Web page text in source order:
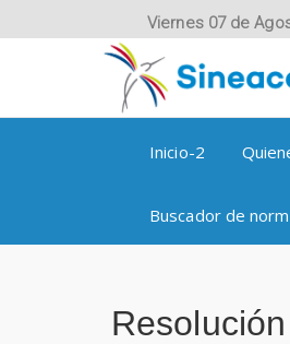
Viernes 07 de
Inicio-2
Buscador de